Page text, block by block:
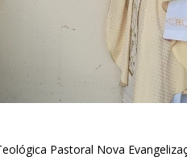
Pastoral Nova